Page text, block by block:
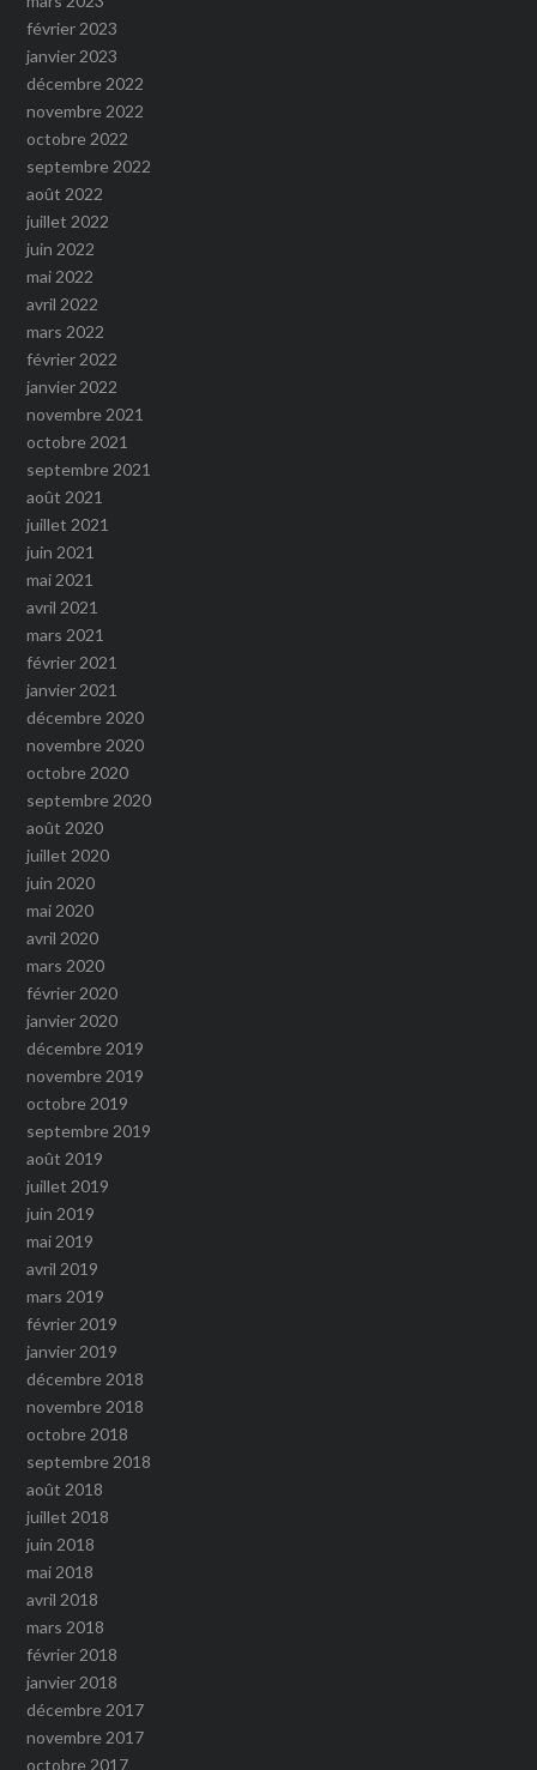
février 2023
janvier 2023
décembre 2022
novembre 2022
octobre 2022
septembre 2022
août 2022
juillet 2022
juin 2022
mai 2022
avril 2022
mars 2022
février 2022
janvier 2022
novembre 2021
octobre 2021
septembre 2021
août 2021
juillet 2021
juin 2021
mai 2021
avril 2021
mars 2021
février 2021
janvier 2021
décembre 2020
novembre 2020
octobre 2020
septembre 2020
août 2020
juillet 2020
juin 2020
mai 2020
avril 2020
mars 2020
février 2020
janvier 2020
décembre 2019
novembre 2019
octobre 2019
septembre 2019
août 2019
juillet 2019
juin 2019
mai 2019
avril 2019
mars 2019
février 2019
janvier 2019
décembre 2018
novembre 2018
octobre 2018
septembre 2018
août 2018
juillet 2018
juin 2018
mai 2018
avril 2018
mars 2018
février 2018
janvier 2018
décembre 2017
novembre 2017
octobre 2017